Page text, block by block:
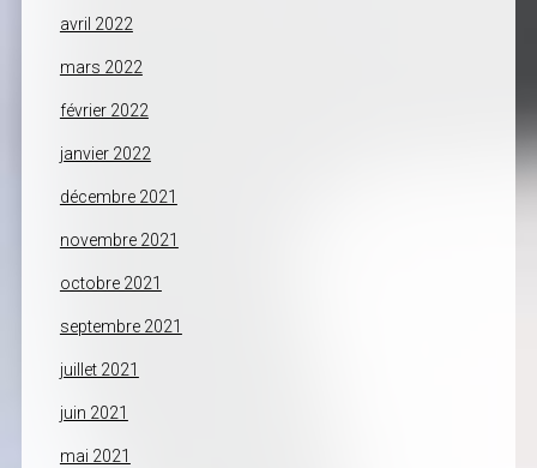
avril 2022
mars 2022
février 2022
janvier 2022
décembre 2021
novembre 2021
octobre 2021
septembre 2021
juillet 2021
juin 2021
mai 2021